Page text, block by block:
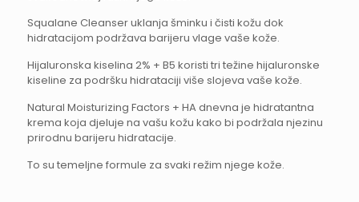
Squalane Cleanser uklanja šminku i čisti kožu dok
hidratacijom podržava barijeru vlage vaše kože.
Hijaluronska kiselina 2% + B5 koristi tri težine hijaluronske
kiseline za podršku hidrataciji više slojeva vaše kože.
Natural Moisturizing Factors + HA dnevna je hidratantna
krema koja djeluje na vašu kožu kako bi podržala njezinu
prirodnu barijeru hidratacije.
To su temeljne formule za svaki režim njege kože.